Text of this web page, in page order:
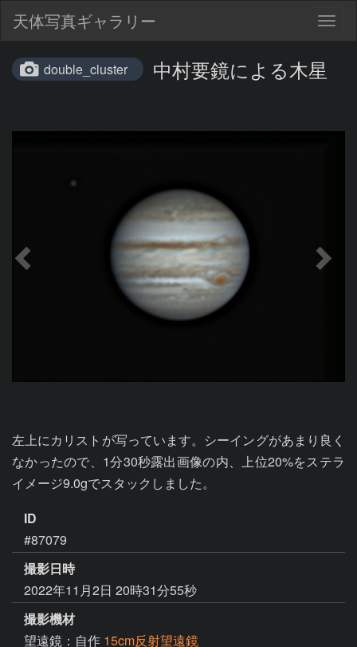
天体写真ギャラリー
double_cluster 中村要鏡による木星
左上にカリストが写っています。シーイングがあまり良く
なかったので、1分30秒露出画像の内、上位20%をステラ
イメージ9.0gでスタックしました。
ID
#87079
撮影日時
2022年11月2日 20時31分55秒
撮影機材
望遠鏡：自作 15cm反射望遠鏡